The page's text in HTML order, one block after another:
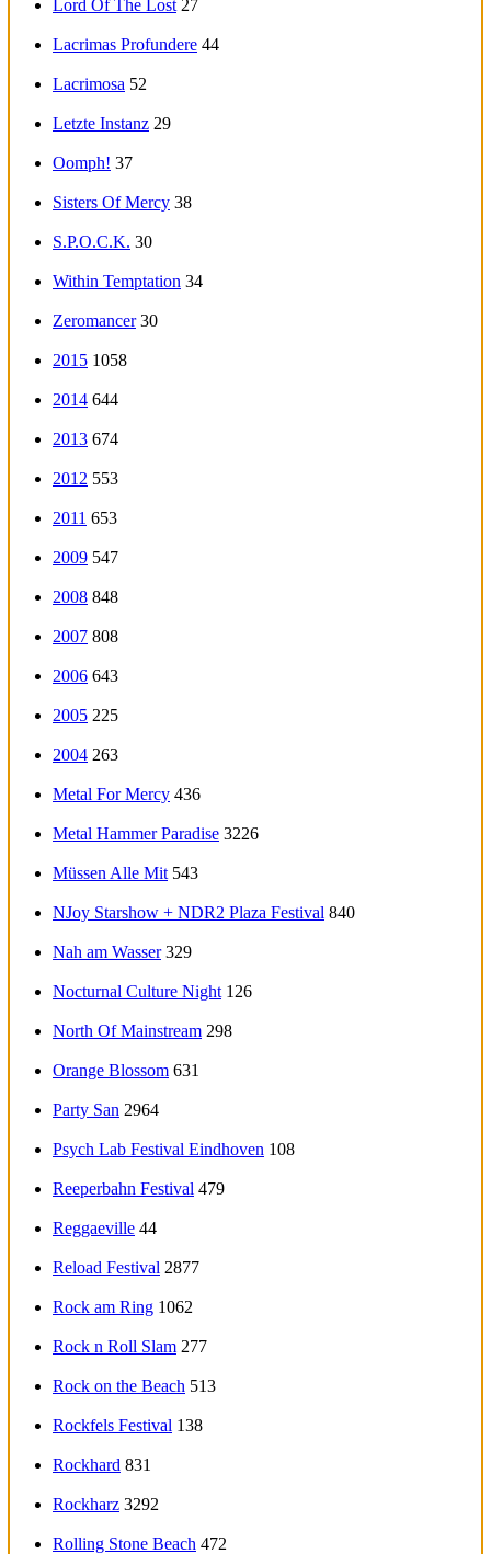
Lord Of The Lost 27
Lacrimas Profundere 44
Lacrimosa 52
Letzte Instanz 29
Oomph! 37
Sisters Of Mercy 38
S.P.O.C.K. 30
Within Temptation 34
Zeromancer 30
2015 1058
2014 644
2013 674
2012 553
2011 653
2009 547
2008 848
2007 808
2006 643
2005 225
2004 263
Metal For Mercy 436
Metal Hammer Paradise 3226
Müssen Alle Mit 543
NJoy Starshow + NDR2 Plaza Festival 840
Nah am Wasser 329
Nocturnal Culture Night 126
North Of Mainstream 298
Orange Blossom 631
Party San 2964
Psych Lab Festival Eindhoven 108
Reeperbahn Festival 479
Reggaeville 44
Reload Festival 2877
Rock am Ring 1062
Rock n Roll Slam 277
Rock on the Beach 513
Rockfels Festival 138
Rockhard 831
Rockharz 3292
Rolling Stone Beach 472